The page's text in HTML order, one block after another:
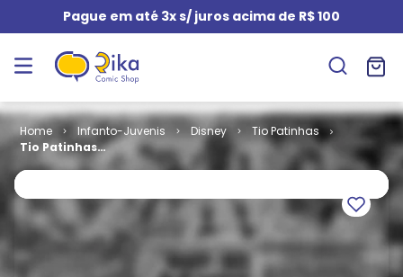
Pague em até 3x s/ juros acima de R$ 100
Infanto-Juvenis Disney
Tio Patinhas
Tio Patinhas
# 016